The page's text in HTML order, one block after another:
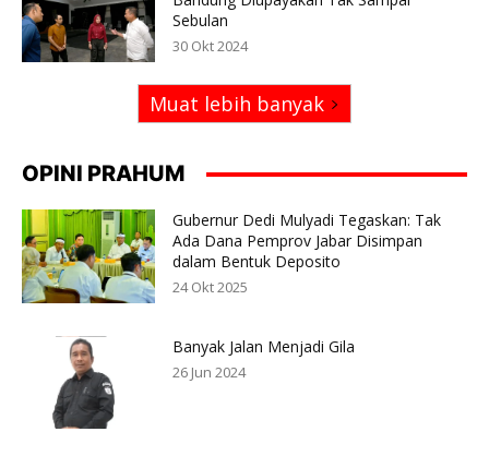
Sebulan
30 Okt 2024
Muat lebih banyak
OPINI PRAHUM
Gubernur Dedi Mulyadi Tegaskan: Tak
Ada Dana Pemprov Jabar Disimpan
dalam Bentuk Deposito
24 Okt 2025
Banyak Jalan Menjadi Gila
26 Jun 2024